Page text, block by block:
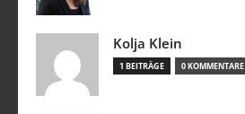
Kolja Klein
1 BEITRÄGE 0 KOMMENTARE